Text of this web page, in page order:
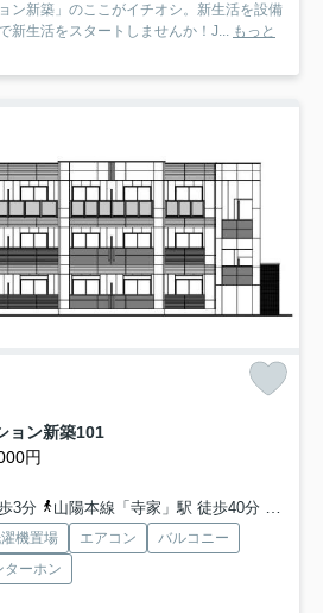
ン新築」のここがイチオシ。新生活を設備
新生活をスタートしませんか！J... もっと
ョン新築101
円
3分
山陽本線「寺家」駅 徒歩40分 山陽
機置場 エアコン
バルコニー
ターホン